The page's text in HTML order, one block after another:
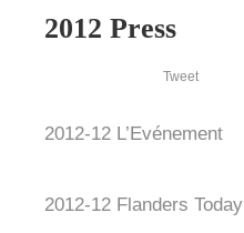
2012 Press
Tweet
2012-12 L’Evénement
2012-12 Flanders Today